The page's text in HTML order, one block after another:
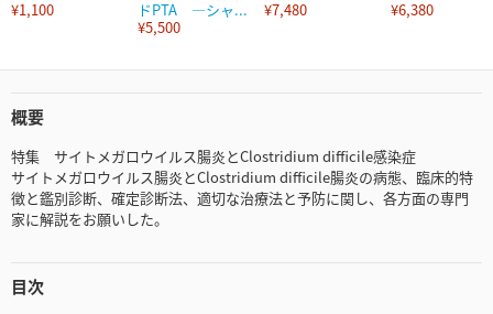
¥1,100
ドPTA ―シャ...
¥5,500
¥7,480
¥6,380
概要
特集 サイトメガロウイルス腸炎とClostridium difficile感染症
サイトメガロウイルス腸炎とClostridium difficile腸炎の病態、臨床的特
徴と鑑別診断、確定診断法、適切な治療法と予防に関し、各方面の専門
家に解説をお願いした。
目次